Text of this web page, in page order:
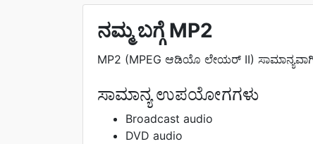
ನಮ್ಮ ಬಗ್ಗೆ MP2
MP2 (MPEG ಆಡಿಯೊ ಲೇಯರ್ II)
ಸಾಮಾನ್ಯ ಉಪಯೋಗಗಳು
Broadcast audio
DVD audio